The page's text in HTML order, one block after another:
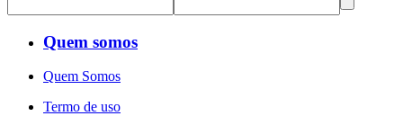
Quem somos
Quem Somos
Termo de uso